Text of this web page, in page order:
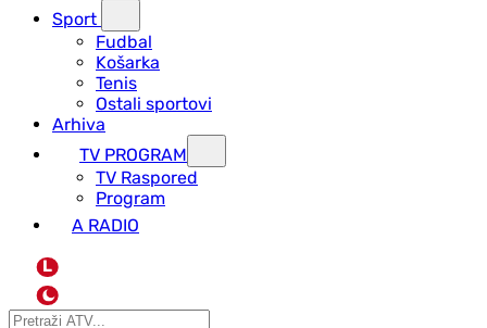
Sport
Fudbal
Košarka
Tenis
Ostali sportovi
Arhiva
TV PROGRAM
ТV Raspored
Program
A RADIO
L